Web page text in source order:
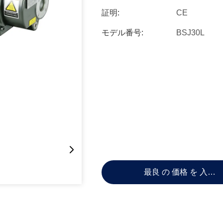
証明: CE
モデル番号: BSJ30L
最良 の 価格 を 入手